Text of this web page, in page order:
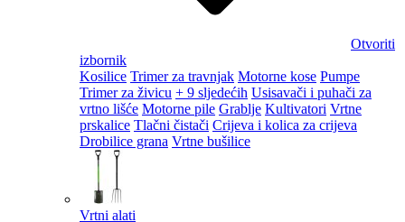
Otvoriti
izbornik
Kosilice Trimer za travnjak Motorne kose Pumpe
Trimer za živicu + 9 sljedećih Usisavači i puhači za
vrtno lišće Motorne pile Grablje Kultivatori Vrtne
prskalice Tlačni čistači Crijeva i kolica za crijeva
Drobilice grana Vrtne bušilice
Vrtni alati